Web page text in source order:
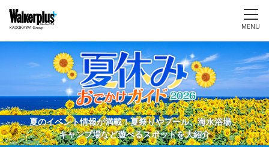
MENU
夏のイベント情報が満載！夏祭りやプール、海水浴場、
キャンプ場など遊べるスポットを大紹介